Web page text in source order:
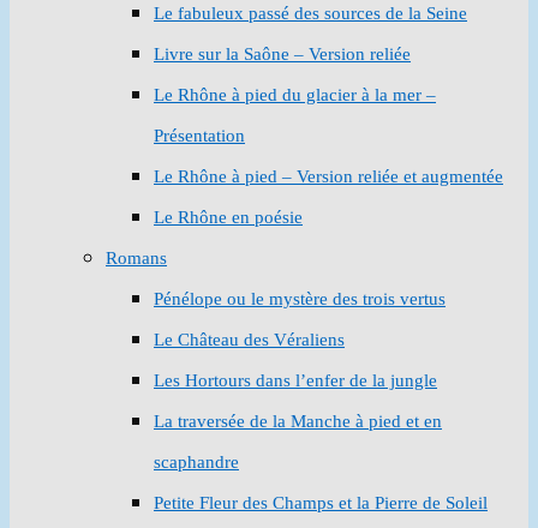
Le fabuleux passé des sources de la Seine
Livre sur la Saône – Version reliée
Le Rhône à pied du glacier à la mer –
Présentation
Le Rhône à pied – Version reliée et augmentée
Le Rhône en poésie
Romans
Pénélope ou le mystère des trois vertus
Le Château des Véraliens
Les Hortours dans l’enfer de la jungle
La traversée de la Manche à pied et en
scaphandre
Petite Fleur des Champs et la Pierre de Soleil